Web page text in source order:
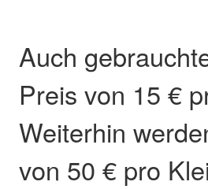
Auch
Preis von 15 €
Weiterhin
von 50 € pro